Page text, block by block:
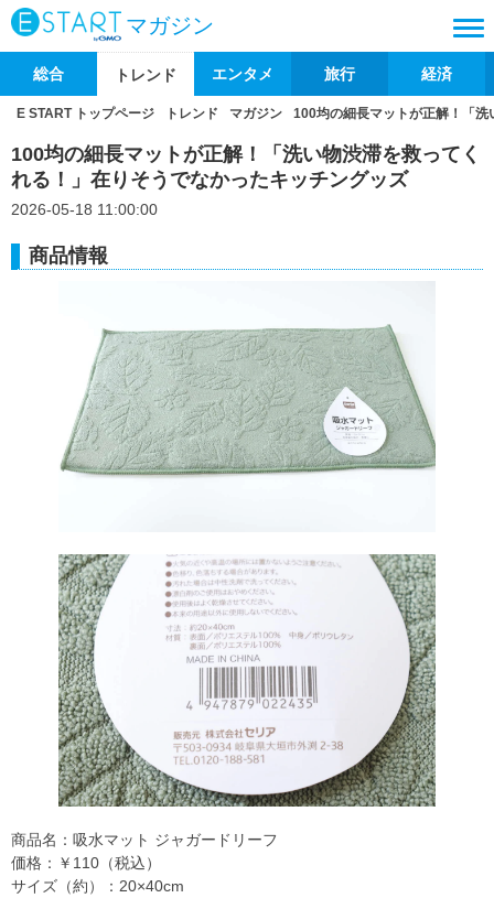
マガジン
総合 トレンド エンタメ 旅行 経済
E START トップページ トレンド マガジン 100均の細長マットが正解！「
100均の細長マットが正解！「洗い物渋滞を救ってく
れる！」在りそうでなかったキッチングッズ
2026-05-18 11:00:00
商品情報
商品名：吸水マット ジャガードリーフ
価格：￥110（税込）
サイズ（約）：20×40cm